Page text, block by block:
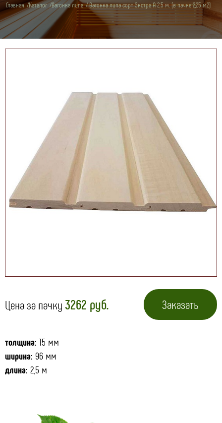
Главная Каталог Вагонка липа Вагонка липа сорт Экстра А 2.5 м. (в пачке 2,25 м2)
Цена за пачку 3262 руб. Заказать
толщина: 15 мм
ширина: 96 мм
длина: 2,5 м